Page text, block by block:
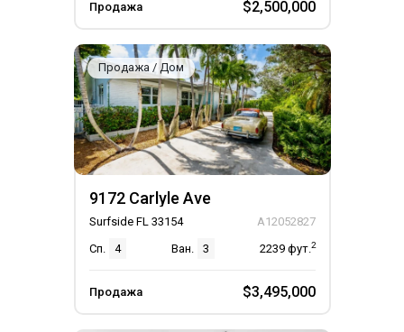
Продажа $2,500,000
Продажа / Дом
9172 Carlyle Ave
Surfside FL 33154
A12052827
Сп.
4 Ван. 3 2239 фут.2
Продажа $3,495,000